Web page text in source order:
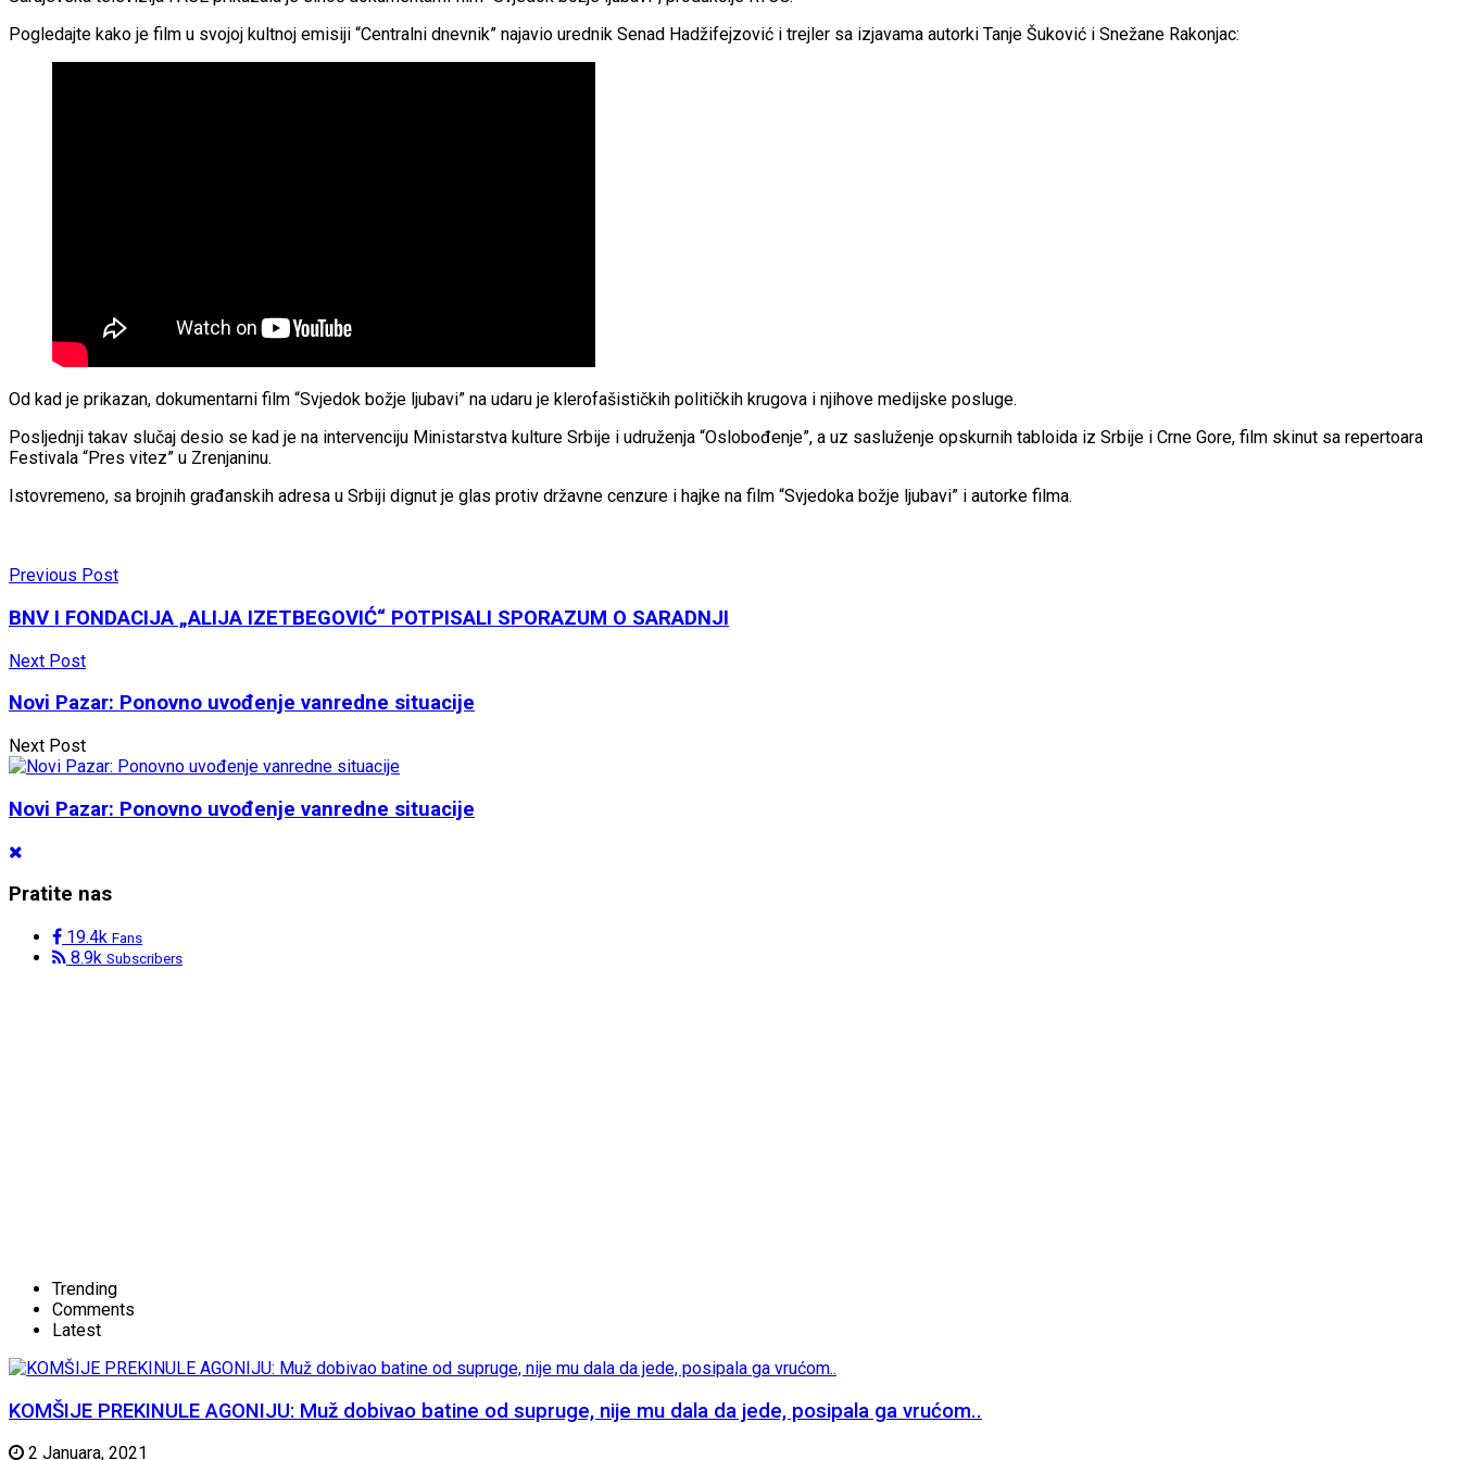
Pogledajte kako je film u svojoj kultnoj emisiji “Centralni dnevnik” najavio urednik Senad Hadžifejzović i trejler sa izjavama autorki Tanje Šuković i Snežane Rakonjac:
Od kad je prikazan, dokumentarni film “Svjedok božje ljubavi” na udaru je klerofašističkih političkih krugova i njihove medijske posluge.
Posljednji takav slučaj desio se kad je na intervenciju Ministarstva kulture Srbije i udruženja “Oslobođenje”, a uz sasluženje opskurnih tabloida iz Srbije i Crne Gore, film skinut sa repertoara
Festivala “Pres vitez” u Zrenjaninu.
Istovremeno, sa brojnih građanskih adresa u Srbiji dignut je glas protiv državne cenzure i hajke na film “Svjedoka božje ljubavi” i autorke filma.
Previous Post
BNV I FONDACIJA „ALIJA IZETBEGOVIĆ“ POTPISALI SPORAZUM O SARADNJI
Next Post
Novi Pazar: Ponovno uvođenje vanredne situacije
Next Post
Novi Pazar: Ponovno uvođenje vanredne situacije
Pratite nas
19.4k Fans
8.9k Subscribers
Trending
Comments
Latest
KOMŠIJE PREKINULE AGONIJU: Muž dobivao batine od supruge, nije mu dala da jede, posipala ga vrućom..
2 Januara, 2021